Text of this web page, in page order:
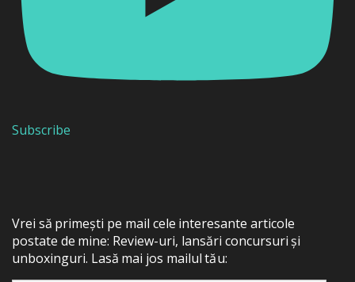
Subscribe
Vrei să primești pe mail cele interesante articole
postate de mine: Review-uri, lansări concursuri și
unboxinguri. Lasă mai jos mailul tău: